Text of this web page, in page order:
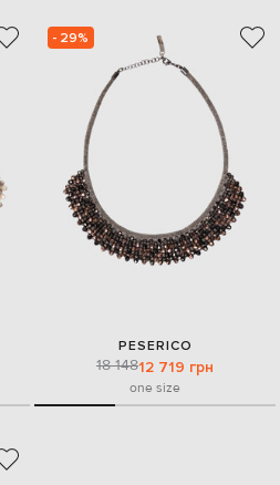
- 29%
PESERICO
18 14812 719 грн
one size